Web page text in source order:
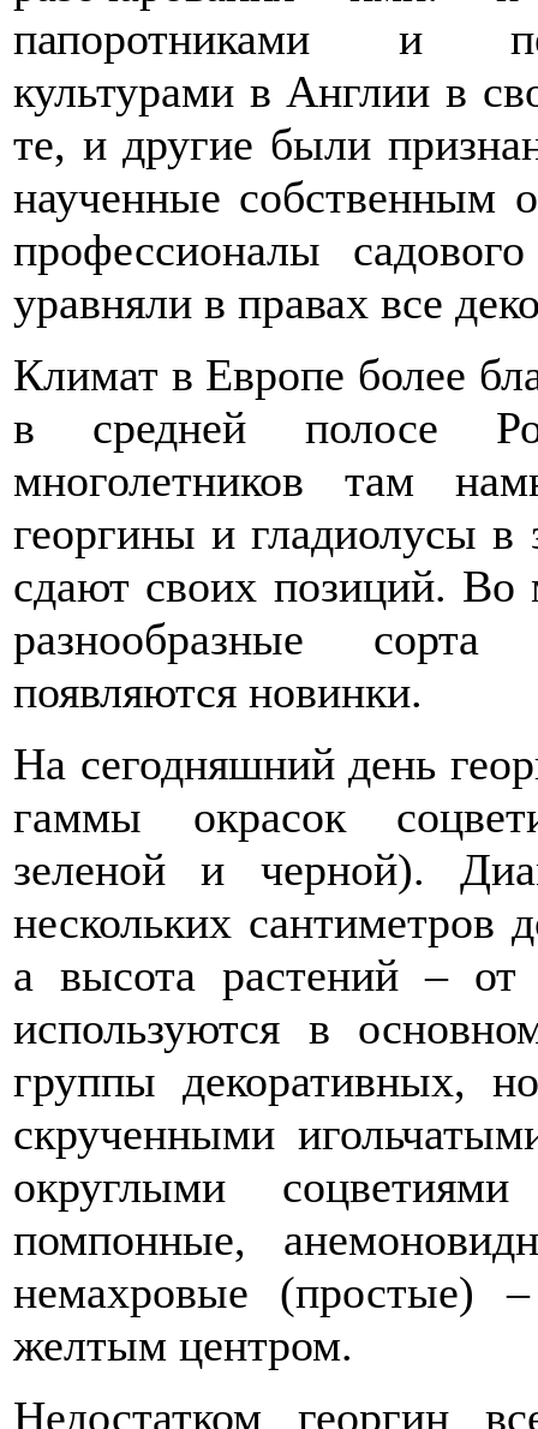
папоротниками и
культурами в Англии в
те, и другие были
наученные собственным
профессионалы
уравняли в правах все
Климат в Европе более
в средней полосе
многолетников там
георгины и гладиолусы в
сдают своих позиций. Во
разнообразные
появляются новинки.
На сегодняшний день
гаммы окрасок
зеленой и черной).
нескольких сантиметров
а высота растений –
используются в
группы декоративных,
скрученными
округлыми
помпонные,
немахровые (простые)
желтым центром.
Недостатком георгин